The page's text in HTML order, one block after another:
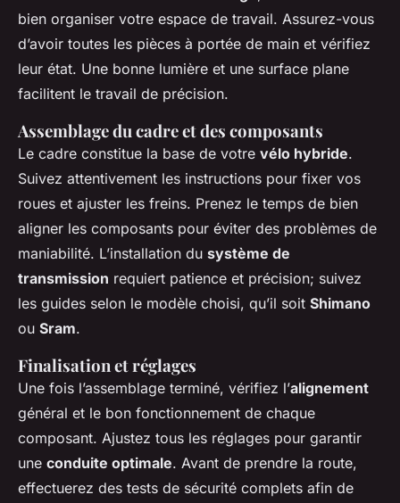
bien organiser votre espace de travail. Assurez-vous
d’avoir toutes les pièces à portée de main et vérifiez
leur état. Une bonne lumière et une surface plane
facilitent le travail de précision.
Assemblage du cadre et des composants
Le cadre constitue la base de votre vélo hybride.
Suivez attentivement les instructions pour fixer vos
roues et ajuster les freins. Prenez le temps de bien
aligner les composants pour éviter des problèmes de
maniabilité. L’installation du système de
transmission requiert patience et précision; suivez
les guides selon le modèle choisi, qu’il soit Shimano
ou Sram.
Finalisation et réglages
Une fois l’assemblage terminé, vérifiez l’alignement
général et le bon fonctionnement de chaque
composant. Ajustez tous les réglages pour garantir
une conduite optimale. Avant de prendre la route,
effectuerez des tests de sécurité complets afin de